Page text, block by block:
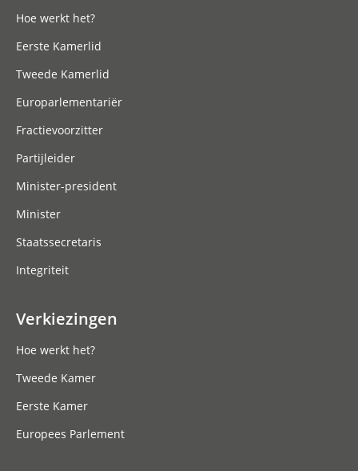
Hoe werkt het?
Eerste Kamerlid
Tweede Kamerlid
Europarlementariër
Fractievoorzitter
Partijleider
Minister-president
Minister
Staatssecretaris
Integriteit
Verkiezingen
Hoe werkt het?
Tweede Kamer
Eerste Kamer
Europees Parlement